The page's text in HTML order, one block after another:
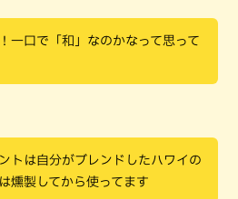
一口で「和」なのかなって思って
トは自分がブレンドしたハワイの
燻製してから使ってます